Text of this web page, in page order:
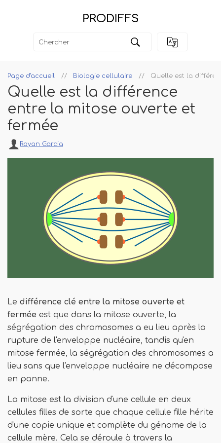
PRODIFFS
Page d'accueil Biologie cellulaire Quelle est la
Quelle est la différence
entre la mitose ouverte et
fermée
Rayan Garcia
Le différence clé entre la mitose ouverte et
fermée est que dans la mitose ouverte, la
ségrégation des chromosomes a eu lieu après la
rupture de l'enveloppe nucléaire, tandis qu'en
mitose fermée, la ségrégation des chromosomes a
lieu sans que l'enveloppe nucléaire ne décompose
en panne.
La mitose est la division d'une cellule en deux
cellules filles de sorte que chaque cellule fille hérite
d'une copie unique et complète du génome de la
cellule mère. Cela se déroule à travers la